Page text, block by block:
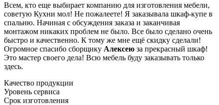
Всем, кто еще выбирает компанию для изготовления мебели,
советую Кухни мол! Не пожалеете! Я заказывала шкаф-купе в
спальню. Начиная с обсуждения заказа и заканчивая
монтажом никаких проблем не было. Все было сделано очень
быстро и качественно. К тому же мне ещё скидку сделали!
Огромное спасибо сборщику Алексею за прекрасный шкаф!
Это мастер своего дела! Всю мебель буду заказывать только
здесь.
Качество продукции
Уровень сервиса
Срок изготовления